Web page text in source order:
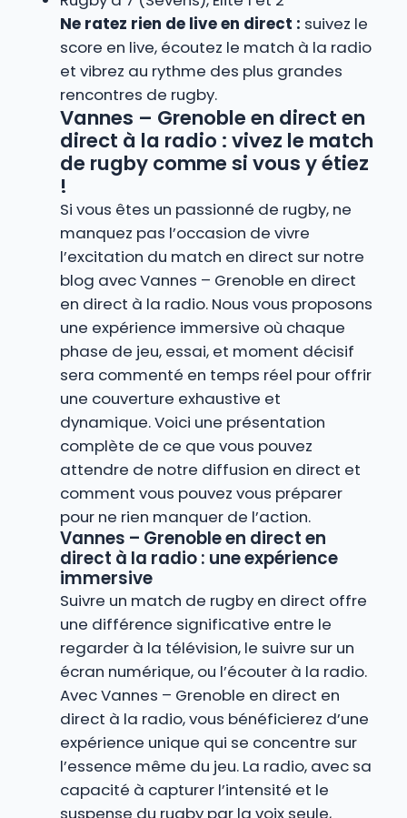
Ne ratez rien de live en direct : suivez le
score en live, écoutez le match à la radio
et vibrez au rythme des plus grandes
rencontres de rugby.
Vannes – Grenoble en direct en
direct à la radio : vivez le match
de rugby comme si vous y étiez
!
Si vous êtes un passionné de rugby, ne
manquez pas l’occasion de vivre
l’excitation du match en direct sur notre
blog avec Vannes – Grenoble en direct
en direct à la radio. Nous vous proposons
une expérience immersive où chaque
phase de jeu, essai, et moment décisif
sera commenté en temps réel pour offrir
une couverture exhaustive et
dynamique. Voici une présentation
complète de ce que vous pouvez
attendre de notre diffusion en direct et
comment vous pouvez vous préparer
pour ne rien manquer de l’action.
Vannes – Grenoble en direct en
direct à la radio : une expérience
immersive
Suivre un match de rugby en direct offre
une différence significative entre le
regarder à la télévision, le suivre sur un
écran numérique, ou l’écouter à la radio.
Avec Vannes – Grenoble en direct en
direct à la radio, vous bénéficierez d’une
expérience unique qui se concentre sur
l’essence même du jeu. La radio, avec sa
capacité à capturer l’intensité et le